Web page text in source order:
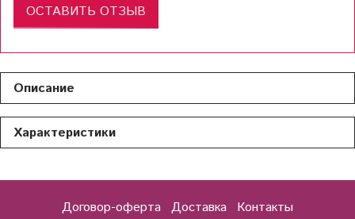
ОСТАВИТЬ ОТЗЫВ
Описание
Характеристики
Договор-оферта Доставка Контакты